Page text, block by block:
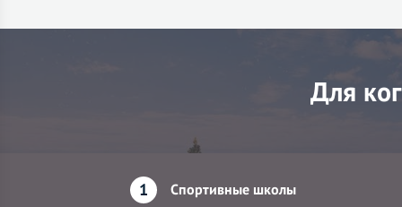
Для
1 Спортивные школы